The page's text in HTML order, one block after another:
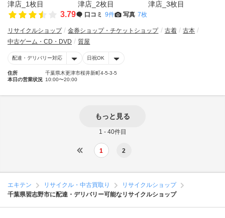
3.79 口コミ 9件 写真 7枚
リサイクルショップ 金券ショップ・チケットショップ 古着
古本
中古ゲーム・CD・DVD
質屋
配達・デリバリー対応 日祝OK
住所
千葉県木更津市桜井新町4-5-3-5
本日の営業状況 10:00〜20:00
もっと見る
1 - 40件目
1 2
エキテン リサイクル・中古買取り
リサイクルショップ
千葉県習志野市に配達・デリバリー可能なリサイクルショップ